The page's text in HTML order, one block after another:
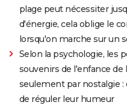
plage peut nécessiter
d'énergie, cela oblige le
lorsqu'on marche sur un
Selon la psychologie, les
souvenirs de l'enfance
seulement par nostalgie
de réguler leur humeur